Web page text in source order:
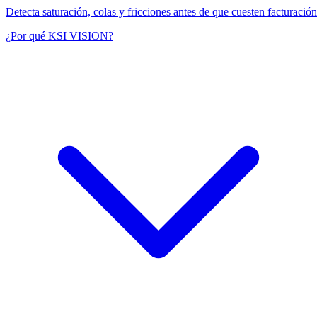
Detecta saturación, colas y fricciones antes de que cuesten
¿Por qué KSI VISION?